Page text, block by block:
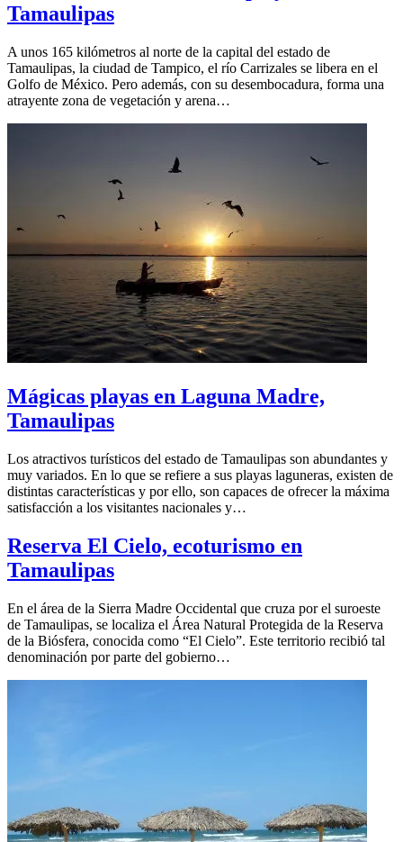
Tamaulipas
A unos 165 kilómetros al norte de la capital del estado de
Tamaulipas, la ciudad de Tampico, el río Carrizales se libera en el
Golfo de México. Pero además, con su desembocadura, forma una
atrayente zona de vegetación y arena…
Mágicas playas en Laguna Madre,
Tamaulipas
Los atractivos turísticos del estado de Tamaulipas son abundantes y
muy variados. En lo que se refiere a sus playas laguneras, existen de
distintas características y por ello, son capaces de ofrecer la máxima
satisfacción a los visitantes nacionales y…
Reserva El Cielo, ecoturismo en
Tamaulipas
En el área de la Sierra Madre Occidental que cruza por el suroeste
de Tamaulipas, se localiza el Área Natural Protegida de la Reserva
de la Biósfera, conocida como “El Cielo”. Este territorio recibió tal
denominación por parte del gobierno…